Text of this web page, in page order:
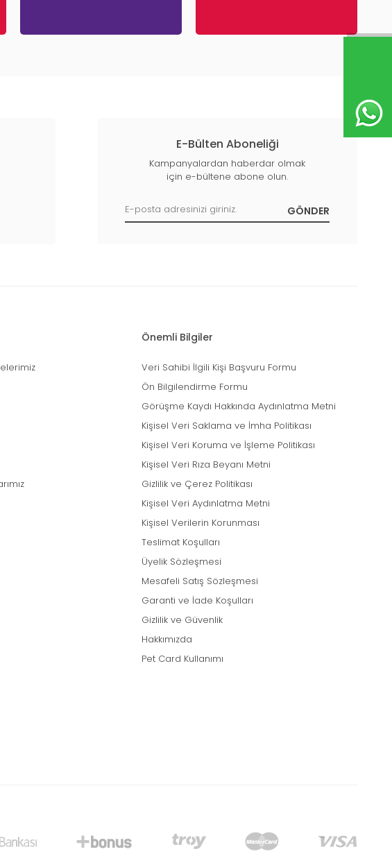
E-Bülten Aboneliği
Kampanyalardan haberdar olmak
için e-bültene abone olun.
Önemli Bilgiler
Veri Sahibi İlgili Kişi Başvuru Formu
Ön Bilgilendirme Formu
Görüşme Kaydı Hakkında Aydınlatma Metni
Kişisel Veri Saklama ve İmha Politikası
Kişisel Veri Koruma ve İşleme Politikası
Kişisel Veri Rıza Beyanı Metni
Gizlilik ve Çerez Politikası
Kişisel Veri Aydınlatma Metni
Kişisel Verilerin Korunması
Teslimat Koşulları
Üyelik Sözleşmesi
Mesafeli Satış Sözleşmesi
Garanti ve İade Koşulları
Gizlilik ve Güvenlik
Hakkımızda
Pet Card Kullanımı